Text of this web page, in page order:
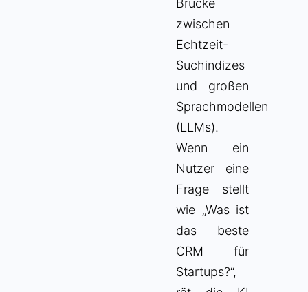
zwischen
Echtzeit-
Suchindizes
und großen
Sprachmodellen
(LLMs).
Wenn ein
Nutzer eine
Frage stellt
wie „Was ist
das beste
CRM für
Startups?“,